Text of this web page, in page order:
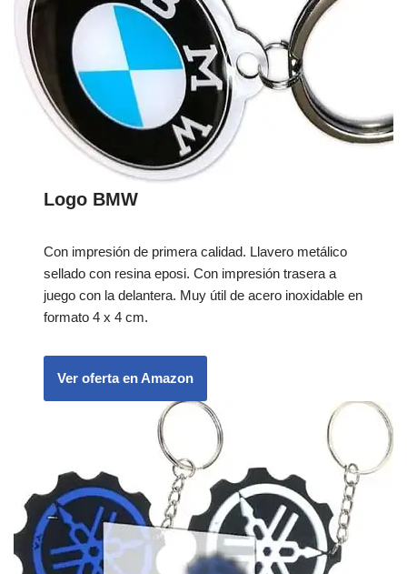
Logo BMW
Con impresión de primera calidad. Llavero metálico
sellado con resina eposi. Con impresión trasera a
juego con la delantera. Muy útil de acero inoxidable en
formato 4 x 4 cm.
Ver oferta en Amazon